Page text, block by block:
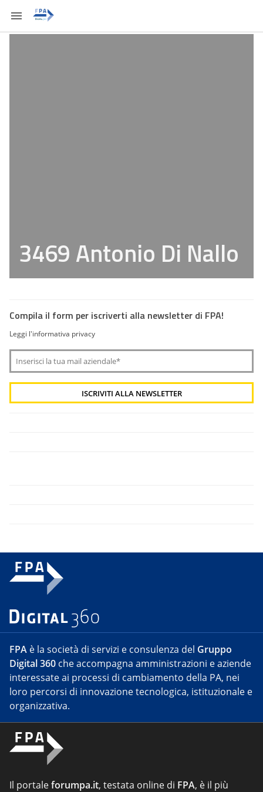
3469 Antonio Di Nallo
Compila il form per iscriverti alla newsletter di FPA!
Leggi l'informativa privacy
FPA è la società di servizi e consulenza del Gruppo
Digital 360 che accompagna amministrazioni e aziende
interessate ai processi di cambiamento della PA, nei
loro percorsi di innovazione tecnologica, istituzionale e
organizzativa.
Il portaleforumpa.it, testata online di FPA, è il più